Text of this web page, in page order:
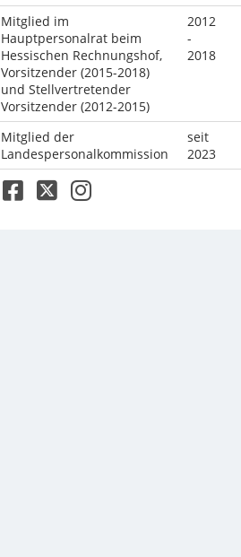
Mitglied im
Hauptpersonalrat beim
Hessischen Rechnungshof,
Vorsitzender (2015-2018)
und Stellvertretender
Vorsitzender (2012-2015)
2012
-
2018
Mitglied der
Landespersonalkommission
seit
2023